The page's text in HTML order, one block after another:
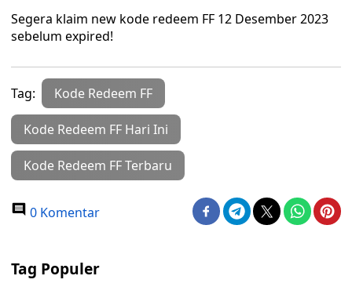
Segera klaim new kode redeem FF 12 Desember 2023
sebelum expired!
Tag: Kode Redeem FF
Kode Redeem FF Hari Ini
Kode Redeem FF Terbaru
0 Komentar
Tag Populer